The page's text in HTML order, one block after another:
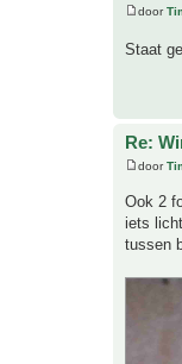
door
Staat
Re:
door
Ook 2
iets
tussen